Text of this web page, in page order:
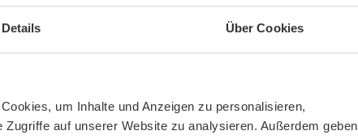
Details Über Cookies
um Inhalte und Anzeigen zu personalisieren,
auf unserer Website zu analysieren. Außerdem geben